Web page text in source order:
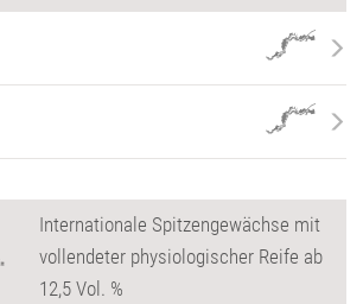
Internationale Spitzengewächse mit
vollendeter physiologischer Reife ab
12,5 Vol. %